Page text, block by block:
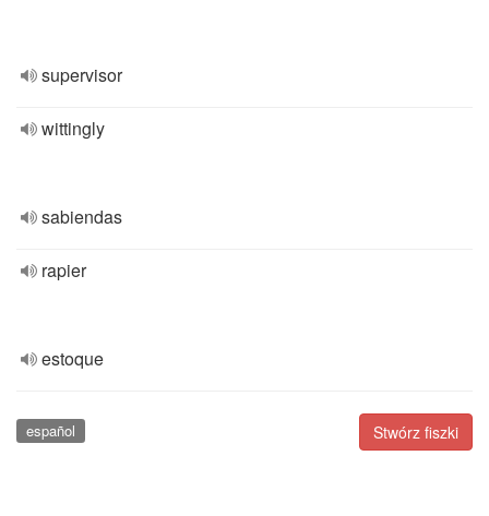
supervisor
wittingly
sabiendas
rapier
estoque
Stwórz fiszki
español